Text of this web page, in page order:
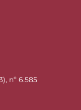
nº 6.585